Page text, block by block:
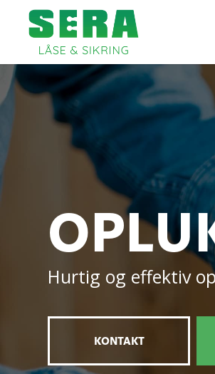
Hurtig og effektiv
KONTAKT